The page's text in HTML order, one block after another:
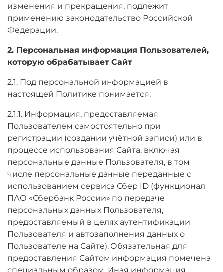
изменения и прекращения, подлежит
применению законодательство Российской
Федерации.
2. Персональная информация Пользователей,
которую обрабатывает Сайт
2.1. Под персональной информацией в
настоящей Политике понимается:
2.1.1. Информация, предоставляемая
Пользователем самостоятельно при
регистрации (создании учётной записи) или в
процессе использования Сайта, включая
персональные данные Пользователя, в том
числе персональные данные переданные с
использованием сервиса Сбер ID (функционал
ПАО «Сбербанк России» по передаче
персональных данных Пользователя,
предоставляемый в целях аутентификации
Пользователя и автозаполнения данных о
Пользователе на Сайте). Обязательная для
предоставления Сайтом информация помечена
специальным образом. Иная информация